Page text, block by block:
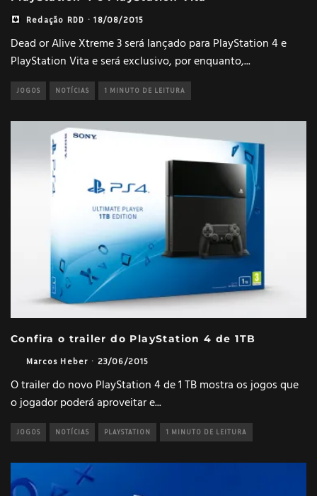
Redação RDD · 18/08/2015
Dead or Alive Xtreme 3 será lançado para PlayStation 4 e
PlayStation Vita e será exclusivo, por enquanto,...
JOGOS NOTÍCIAS 1 MINUTO DE LEITURA
Confira o trailer do PlayStation 4 de 1TB
Marcos Heber · 23/06/2015
O trailer do novo PlayStation 4 de 1 TB mostra os jogos que
o jogador poderá aproveitar e...
JOGOS NOTÍCIAS PLAYSTATION 1 MINUTO DE LEITURA